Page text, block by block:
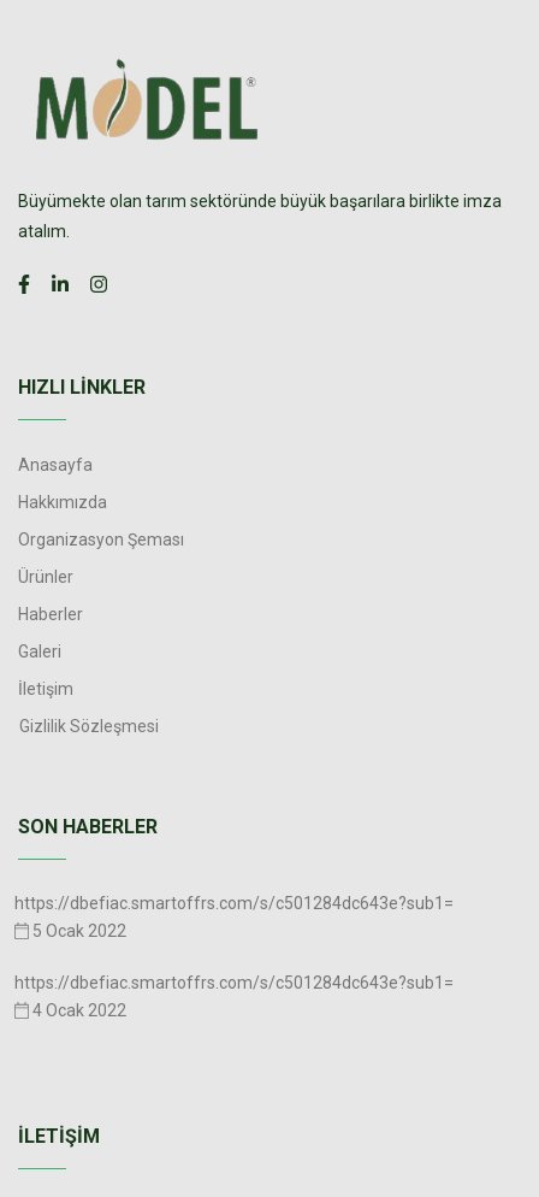
Büyümekte olan tarım sektöründe büyük başarılara birlikte imza
atalım.
HIZLI LINKLER
Anasayfa
Hakkımızda
Organizasyon Şeması
Ürünler
Haberler
Galeri
İletişim
Gizlilik Sözleşmesi
SON HABERLER
https://dbefiac.smartoffrs.com/s/c501284dc643e?sub1=
5 Ocak 2022
https://dbefiac.smartoffrs.com/s/c501284dc643e?sub1=
4 Ocak 2022
İLETIŞIM